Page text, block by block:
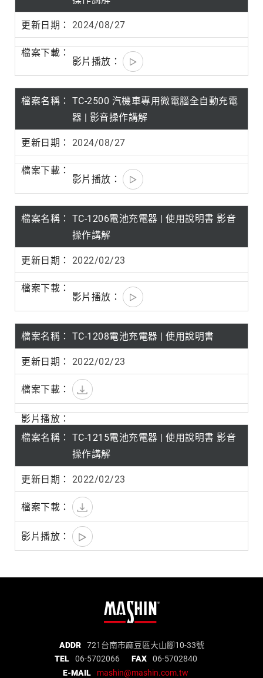
2024/08/27
TC-2500 汽機車專用微電腦全自動充電
器 | 影音操作講解
2024/08/27
TC-1206電池充電器 | 使用說明書 影音
操作講解
2022/02/23
TC-1208電池充電器 | 使用說明書
2022/02/23
TC-1215電池充電器 | 使用說明書 影音
操作講解
2022/02/23
ADDR
721台南市麻豆區大山腳10-33號
TEL
06-5702066 FAX
06-5702840
E-MAIL
mashin@mashin.com.tw